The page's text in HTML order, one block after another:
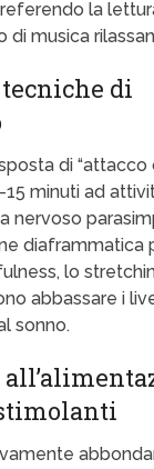
la
di musica
di
di “attacco
minuti ad
nervoso
diaframmatica
lo
abbassare i
sonno.